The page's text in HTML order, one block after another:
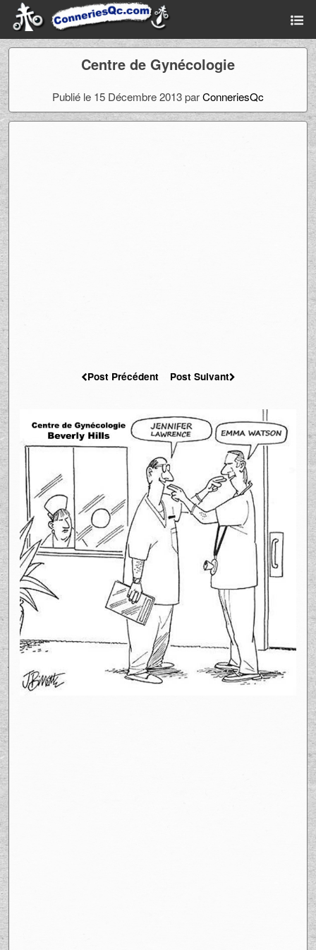
Centre de Gynécologie
Publié le 15 Décembre 2013 parConneriesQc
Post Précédent Post Suivant